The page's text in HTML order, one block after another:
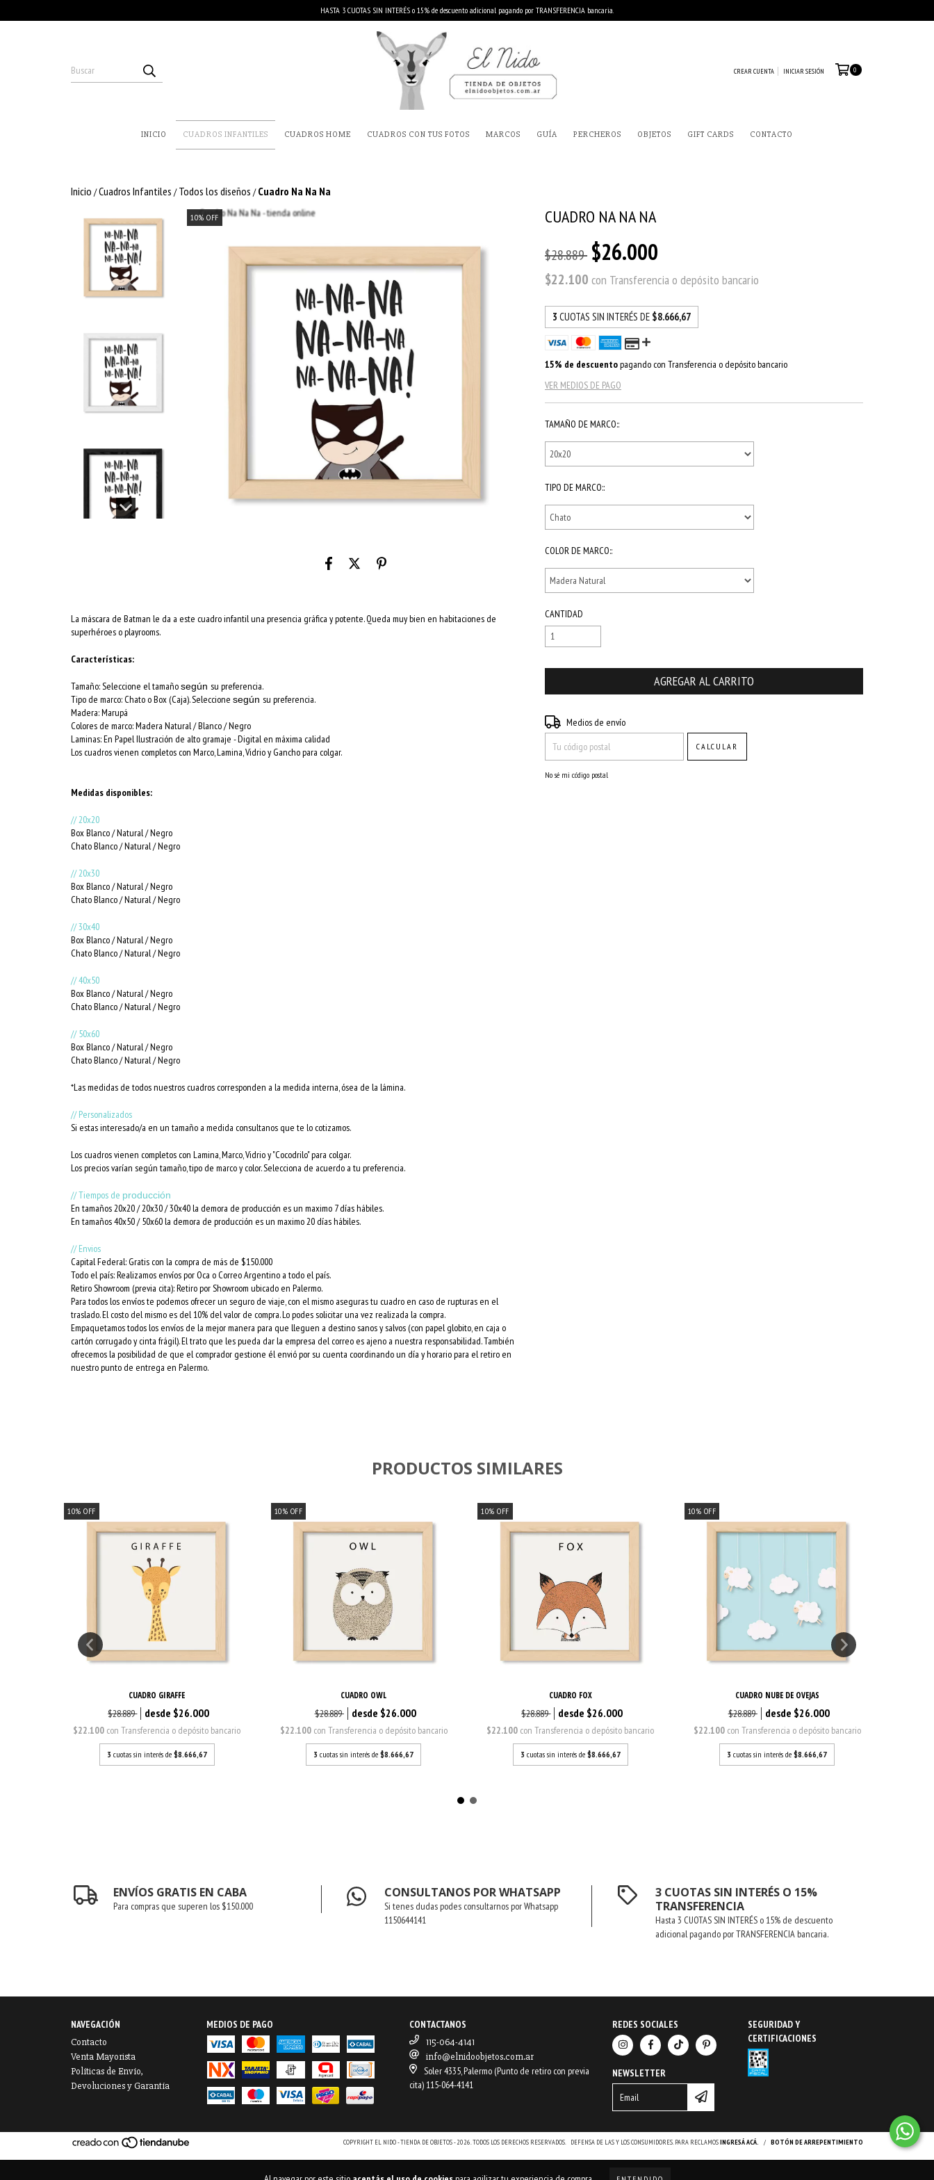
HASTA 3 CUOTAS SIN INTERÉS o 15% de descuento adicional pagando por TRANSFERENCIA bancaria.
CREAR CUENTA INICIAR SESIÓN 0
INICIO CUADROS INFANTILES CUADROS HOME CUADROS CON TUS FOTOS MARCOS GUÍA PERCHEROS OBJETOS GIFT CARDS CONTACTO
Inicio /Cuadros Infantiles / Todos los diseños / Cuadro Na Na Na
10%OFF
La máscara de Batman le da a este cuadro infantil una presencia gráfica y potente. Queda muy bien en habitaciones de
superhéroes o playrooms.
Características:
Tamaño: Seleccione el tamañosegún su preferencia.
Tipo de marco: Chato o Box (Caja). Seleccione según su preferencia.
Madera: Marupá
Colores de marco:Madera Natural / Blanco / Negro
Laminas: En Papel Ilustración de alto gramaje - Digital en máxima calidad
Los cuadros vienen completos con Marco, Lamina, Vidrio y Gancho para colgar.
Medidas disponibles:
// 20x20
Box Blanco / Natural / Negro
Chato Blanco / Natural / Negro
// 20x30
Box Blanco / Natural / Negro
Chato Blanco / Natural / Negro
// 30x40
Box Blanco / Natural / Negro
Chato Blanco / Natural / Negro
// 40x50
Box Blanco / Natural / Negro
Chato Blanco / Natural / Negro
// 50x60
Box Blanco / Natural / Negro
Chato Blanco / Natural / Negro
*Las medidas de todos nuestros cuadros corresponden a la medida interna, ósea de la lámina.
// Personalizados
Si estas interesado/a en un tamaño a medida consultanos que te lo cotizamos.
Los cuadros vienen completos con Lamina, Marco, Vidrio y "Cocodrilo" para colgar.
Los precios varían según tamaño, tipo de marco y color. Selecciona de acuerdo a tu preferencia.
// Tiempos de producción
En tamaños 20x20 / 20x30 / 30x40 la demora de producción es un maximo 7 días hábiles.
En tamaños 40x50 / 50x60 la demora de producción es un maximo 20 días hábiles.
// Envios
Capital Federal: Gratis con la compra de más de $150.000
Todo el país: Realizamos envíos por Oca o Correo Argentino a todo el país.
Retiro Showroom (previa cita): Retiro por Showroom ubicado en Palermo.
Para todos los envíos te podemos ofrecer un seguro de viaje, con el mismo aseguras tu cuadro en caso de rupturas en el
traslado. El costo del mismo es del 10% del valor de compra. Lo podes solicitar una vez realizada la compra.
Empaquetamos todos los envíos de la mejor manera para que lleguen a destino sanos y salvos (con papel globito, en caja o
cartón corrugado y cinta frágil). El trato que les pueda dar la empresa del correo es ajeno a nuestra responsabilidad. También
ofrecemos la posibilidad de que el comprador gestione él envió por su cuenta coordinando un día y horario para el retiro en
nuestro punto de entrega en Palermo.
CUADRO NA NA NA
$28.889 $26.000
$22.100con Transferencia o depósito bancario
3 CUOTAS SIN INTERÉS DE $8.666,67
15% de descuentopagando con Transferencia o depósito bancario
VER MEDIOS DE PAGO
TAMAÑO DE MARCO::
TIPO DE MARCO::
COLOR DE MARCO::
CANTIDAD
Entregas para el CP:
Medios de envío
CALCULAR
No sé mi código postal
PRODUCTOS SIMILARES
10% OFF
CUADRO GIRAFFE
$28.889 $26.000
$22.100 con Transferencia o depósito bancario
3 cuotas sin interés de $8.666,67
10% OFF
CUADRO OWL
$28.889 $26.000
$22.100 con Transferencia o depósito bancario
3 cuotas sin interés de$8.666,67
10% OFF
CUADRO FOX
$28.889 $26.000
$22.100 con Transferencia o depósito bancario
3 cuotas sin interés de $8.666,67
10% OFF
CUADRO NUBE DE OVEJAS
$28.889 $26.000
$22.100 con Transferencia o depósito bancario
3 cuotas sin interés de$8.666,67
ENVÍOS GRATIS EN CABA
Para compras que superen los $150.000
CONSULTANOS POR WHATSAPP
Si tenes dudas podes consultarnos por Whatsapp
1150644141
3 CUOTAS SIN INTERÉS O 15%
TRANSFERENCIA
Hasta 3 CUOTAS SIN INTERÉS o 15% de descuento
adicional pagando por TRANSFERENCIA bancaria.
NAVEGACIÓN
Contacto
Venta Mayorista
Políticas de Envío,
Devoluciones y Garantía
MEDIOS DE PAGO CONTACTANOS
115-064-4141
info@elnidoobjetos.com.ar
Soler 4335, Palermo (Punto de retiro con previa
cita) 115-064-4141
REDES SOCIALES
NEWSLETTER
SEGURIDAD Y
CERTIFICACIONES
COPYRIGHT EL NIDO - TIENDA DE OBJETOS - 2026. TODOS LOS DERECHOS RESERVADOS. DEFENSA DE LAS Y LOS CONSUMIDORES. PARA RECLAMOSINGRESÁ ACÁ. / BOTÓN DE ARREPENTIMIENTO